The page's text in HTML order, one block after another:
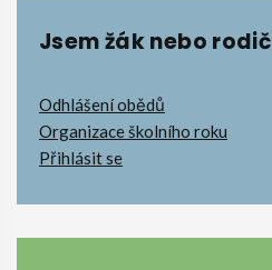
Jsem žák nebo rodič
Odhlášení obědů
Organizace školního roku
Přihlásit se